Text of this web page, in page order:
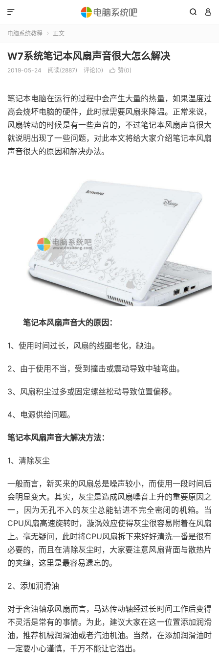
 

电脑系统教程  正文
W7系统笔记本风扇声音很大怎么解决
2019-05-24 阅读(2887) 评论(0)  赞(0)
笔记本电脑在运行的过程中会产生大量的热量，如果温度过
高会烧坏电脑的硬件，此时就需要风扇来降温。正常来说，
风扇转动的时候是有一些声音的，不过笔记本风扇声音很大
就说明出现了一些问题，对此本文将给大家介绍笔记本风扇
声音很大的原因和解决办法。
笔记本风扇声音大的原因：
1、使用时间过长，风扇的线圈老化，缺油。
2、由于使用不当，受到撞击或震动导致中轴弯曲。
3、风扇积尘过多或固定螺丝松动导致位置偏移。
4、电源供给问题。
笔记本风扇声音大解决方法：
1、清除灰尘
一般而言，新买来的风扇总是噪声较小，而使用一段时间后
会明显变大。其实，灰尘是造成风扇噪音上升的重要原因之
一，因为无孔不入的灰尘总能钻进不完全密闭的机箱。当
CPU风扇高速旋转时，漩涡效应使得灰尘很容易附着在风扇
上。毫无疑问，此时将CPU风扇拆下来好好清洗一番是很有
必要的，而且在清除灰尘时，大家要注意风扇背面与散热片
的夹缝，这里是最容易遗忘的。
2、添加润滑油
对于含油轴承风扇而言，马达传动轴经过长时间工作后变得
不灵活是常有的事情。为此，建议大家在这一位置添加润滑
油，推荐机械润滑油或者汽油机油。当然，在添加润滑油时
一定要小心谨慎，千万不能让它溢出。